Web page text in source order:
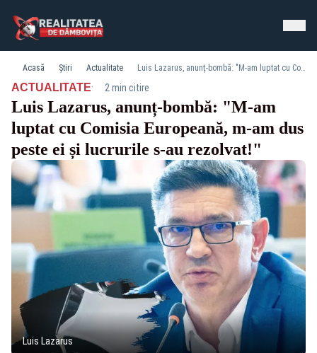
Acasă Știri Actualitate Luis Lazarus, anunț-bombă: "M-am luptat cu Comisia Europeană, m-am dus peste ei și lucrurile s-au rezolvat!"
ACTUALITATE· 2 min citire
Luis Lazarus, anunț-bombă: "M-am
luptat cu Comisia Europeană, m-am dus
peste ei și lucrurile s-au rezolvat!"
Luis Lazarus